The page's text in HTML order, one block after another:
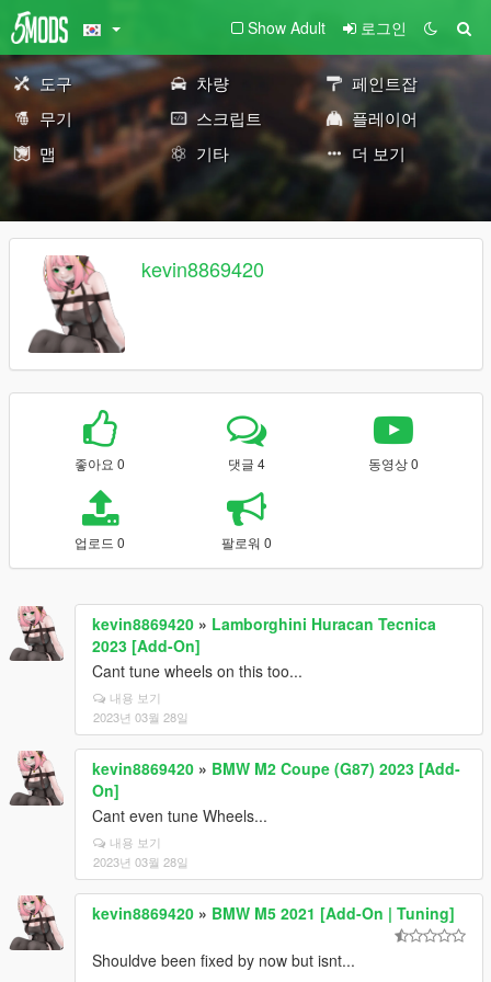
Show Adult 로그인
도구 차량
페인트잡
무기
스크립트
플레이어
맵
기타 더 보기
kevin8869420
좋아요 0 댓글 4 동영상 0
업로드 0 팔로워 0
kevin8869420 » Lamborghini Huracan Tecnica
2023 [Add-On]
Cant tune wheels on this too...
내용 보기
2023년 03월 28일
kevin8869420 » BMW M2 Coupe (G87) 2023 [Add-
On]
Cant even tune Wheels...
내용 보기
2023년 03월 28일
kevin8869420 » BMW M5 2021 [Add-On | Tuning]
Shouldve been fixed by now but isnt...